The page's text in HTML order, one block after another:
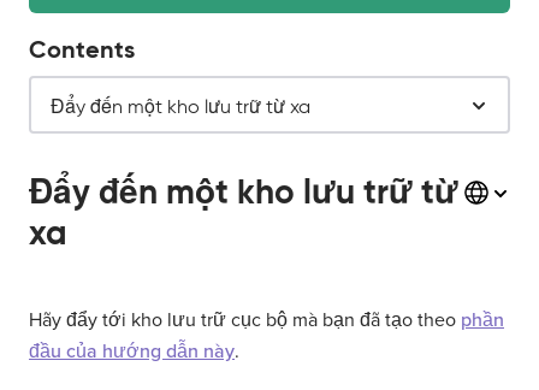
Đẩy đến một kho lưu trữ từ
xa
Hãy đẩy tới kho lưu trữ cục bộ mà bạn đã tạo theo phần
đầu của hướng dẫn này.
Contents
Đẩy đến một kho lưu trữ từ xa